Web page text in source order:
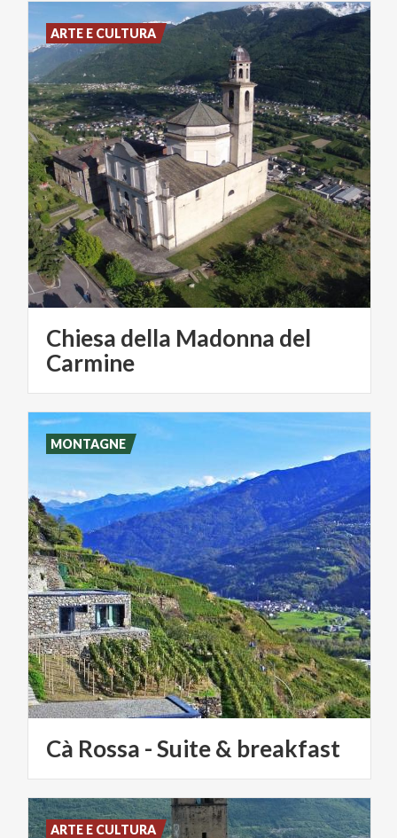
Chiesa della Madonna del
Carmine
ARTE E CULTURA
Cà Rossa -Suite& breakfast
MONTAGNE
ARTE E CULTURA